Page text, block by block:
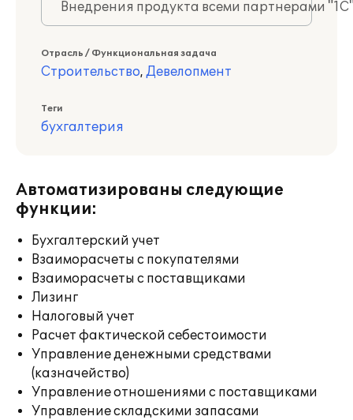
Внедрения продукта всеми партнерами
Отрасль / Функциональная задача
Строительство, Девелопмент
Теги
бухгалтерия
Автоматизированы следующие
функции:
Бухгалтерский учет
Взаиморасчеты с покупателями
Взаиморасчеты с поставщиками
Лизинг
Налоговый учет
Расчет фактической себестоимости
Управление денежными средствами
(казначейство)
Управление отношениями с поставщиками
Управление складскими запасами